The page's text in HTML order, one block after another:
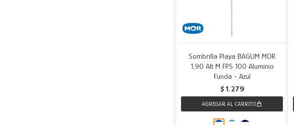
Sombrilla Playa BAGUM MOR
1,90 Alt M FPS 100 Aluminio
Funda - Azul
$ 1.279